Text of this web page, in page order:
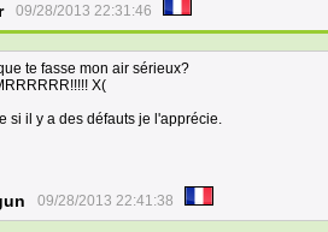
09/28/2013 22:31:46
te fasse mon air sérieux?
X(
si il y a des défauts je l'apprécie.
09/28/2013 22:41:38